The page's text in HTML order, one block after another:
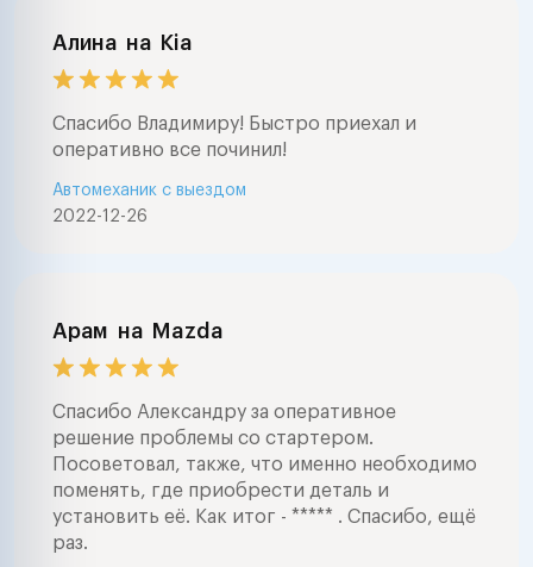
Алина на Kia
Спасибо Владимиру! Быстро приехал и
оперативно все починил!
2022-12-26
Автомеханик с выездом
Арам на Mazda
Спасибо Александру за оперативное
решение проблемы со стартером.
Посоветовал, также, что именно необходимо
поменять, где приобрести деталь и
установить её. Как итог - ***** . Спасибо, ещё
раз.